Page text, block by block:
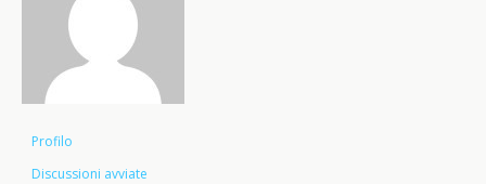
Profilo
Discussioni avviate